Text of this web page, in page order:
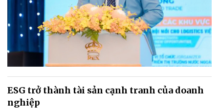
ESG trở thành tài sản cạnh tranh của doanh
nghiệp